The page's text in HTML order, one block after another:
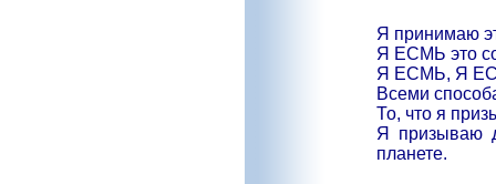
Я принимаю
Я ЕСМЬ это
Я ЕСМЬ, Я
Всеми
То, что я
Я призываю
планете.